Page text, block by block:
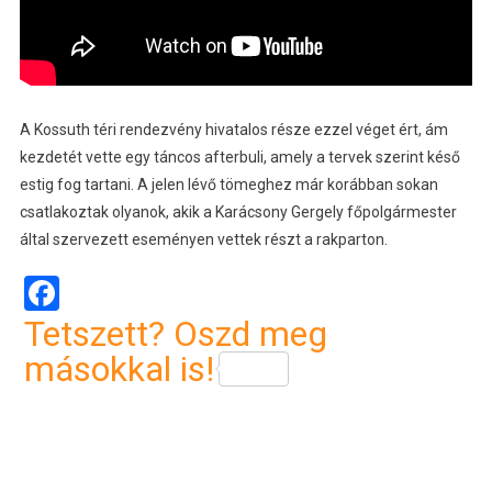
A Kossuth téri rendezvény hivatalos része ezzel véget ért, ám
kezdetét vette egy táncos afterbuli, amely a tervek szerint késő
estig fog tartani. A jelen lévő tömeghez már korábban sokan
csatlakoztak olyanok, akik a Karácsony Gergely főpolgármester
által szervezett eseményen vettek részt a rakparton.
Facebook
Tetszett? Oszd meg
másokkal is!